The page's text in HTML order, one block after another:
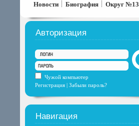
Новости Биография Округ №13
Авторизация
Чужой компьютер
Регистрация | Забыли пароль?
Навигация